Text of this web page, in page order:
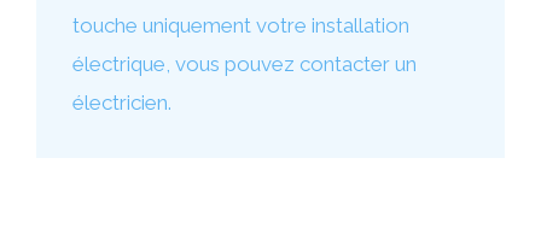
touche uniquement votre installation
électrique, vous pouvez contacter un
électricien.